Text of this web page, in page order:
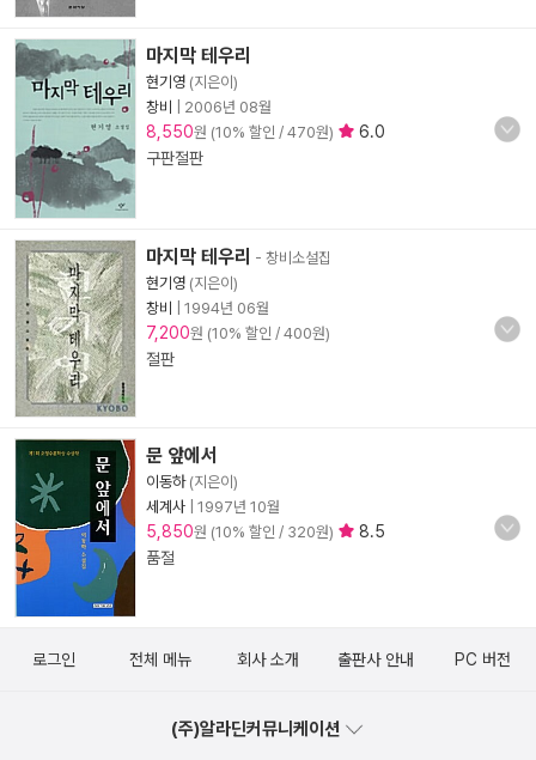
마지막 테우리
현기영 (지은이)
창비
2006년 08월
8,550원 (10% 할인 / 470원)
6.0
구판절판
마지막 테우리 - 창비소설집
현기영 (지은이)
창비
1994년 06월
7,200원 (10% 할인 / 400원)
절판
문 앞에서
이동하(지은이)
세계사
1997년 10월
5,850원 (10% 할인 / 320원)
8.5
품절
로그인 전체 메뉴 회사 소개 출판사 안내 PC 버전
(주)알라딘커뮤니케이션